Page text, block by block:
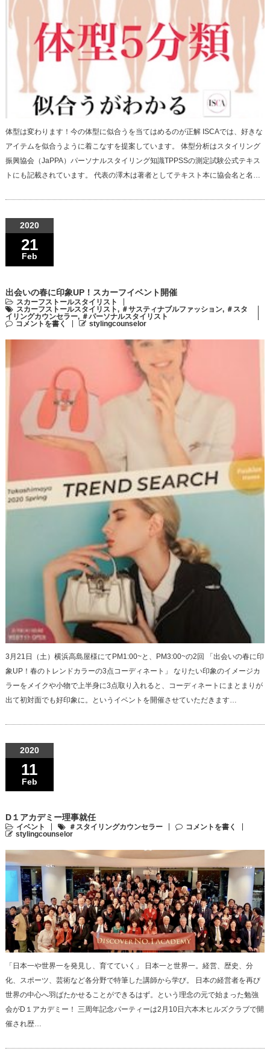
体型は変わります！今の体型に似合うを当てはめるのが正解 ISCAでは、好きな
アイテムを似合うように着こなすを提案しています。 体型分析はスタイリング
振興協会（JaPPA）パーソナルスタイリング知識TPPSSの測定試験公式テキス
トにも記載されています。 代表の澤木は著者としてテキスト本に協会名と名…
2020
21
Feb
出会いの春に印象UP！スカーフイベント開催
スカーフストールスタイリスト
スカーフストールスタイリスト, ＃サスティナブルファッション, ＃スタ
イリングカウンセラー, ＃パーソナルスタイリスト
コメントを書く
stylingcounselor
3月21日（土）横浜高島屋様にてPM1:00~と、PM3:00~の2回 「出会いの春に印
象UP！春のトレンドカラーの3点コーディネート」 なりたい印象のイメージカ
ラーをメイクや小物で上半身に3点取り入れると、コーディネートにまとまりが
出て初対面でも好印象に。というイベントを開催させていただきます…
2020
11
Feb
D１アカデミー理事就任
イベント ＃スタイリングカウンセラー
コメントを書く
stylingcounselor
「日本一や世界一を発見し、育てていく」 日本一と世界一。経営、歴史、分
化、スポーツ、芸術など各分野で特筆した講師から学び。 日本の経営者を再び
世界の中心へ羽ばたかせることができるはず。という理念の元で始まった勉強
会がD１アカデミー！ 三周年記念パーティーは2月10日六本木ヒルズクラブで開
催され歴…